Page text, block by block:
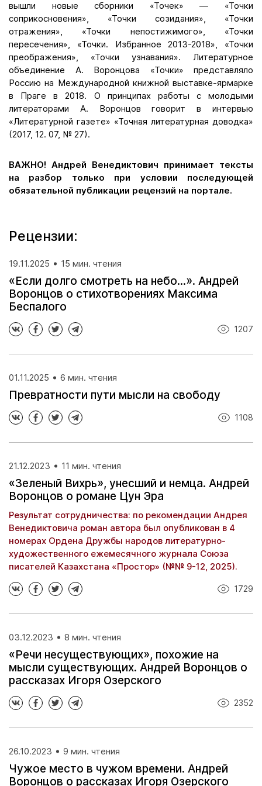
вышли новые сборники «Точек» — «Точки
соприкосновения», «Точки созидания», «Точки
отражения», «Точки непостижимого», «Точки
пересечения», «Точки. Избранное 2013-2018», «Точки
преображения», «Точки узнавания». Литературное
объединение А. Воронцова «Точки» представляло
Россию на Международной книжной выставке-ярмарке
в Праге в 2018. О принципах работы с молодыми
литераторами А. Воронцов говорит в интервью
«Литературной газете» «Точная литературная доводка»
(2017, 12. 07, № 27).
ВАЖНО! Андрей Венедиктович принимает тексты
на разбор только при условии последующей
обязательной публикации рецензий на портале.
Рецензии:
19.11.2025 15 мин. чтения
«Если долго смотреть на небо…». Андрей
Воронцов о стихотворениях Максима
Беспалого
1207
01.11.2025 6 мин. чтения
Превратности пути мысли на свободу
1108
21.12.2023 11 мин. чтения
«Зеленый Вихрь», унесший и немца. Андрей
Воронцов о романе Цун Эра
Результат сотрудничества: по рекомендации Андрея
Венедиктовича роман автора был опубликован в 4
номерах Ордена Дружбы народов литературно-
художественного ежемесячного журнала Союза
писателей Казахстана «Простор» (№№ 9-12, 2025).
1729
03.12.2023 8 мин. чтения
«Речи несуществующих», похожие на
мысли существующих. Андрей Воронцов о
рассказах Игоря Озерского
2352
26.10.2023 9 мин. чтения
Чужое место в чужом времени. Андрей
Воронцов о рассказах Игоря Озерского